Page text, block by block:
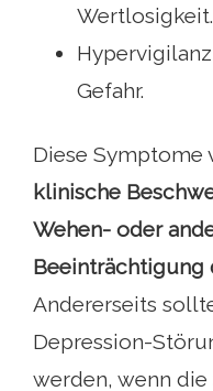
Wertlosigkeit.
Gefahr.
Diese Symptome
klinische
Wehen- oder
Beeinträchtigung
Andererseits
Depression-
werden, wenn